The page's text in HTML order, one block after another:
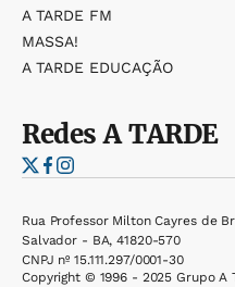
A TARDE FM
MASSA!
A TARDE EDUCAÇÃO
RedesA TARDE
Rua Professor Milton Cayres de
Salvador - BA, 41820-570
CNPJ nº 15.111.297/0001-30
Copyright © 1996 - 2025 Grupo A